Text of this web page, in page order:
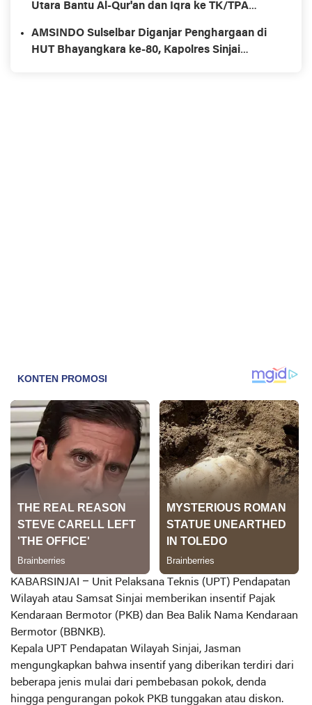
Utara Bantu Al-Qur'an dan Iqra ke TK/TPA
AMSINDO Sulselbar Diganjar Penghargaan di
HUT Bhayangkara ke-80, Kapolres Sinjai
KABARSINJAI – Unit Pelaksana Teknis (UPT) Pendapatan
Wilayah atau Samsat Sinjai memberikan insentif Pajak
Kendaraan Bermotor (PKB) dan Bea Balik Nama Kendaraan
Bermotor (BBNKB).
Kepala UPT Pendapatan Wilayah Sinjai, Jasman
mengungkapkan bahwa insentif yang diberikan terdiri dari
beberapa jenis mulai dari pembebasan pokok, denda
hingga pengurangan pokok PKB tunggakan atau diskon.